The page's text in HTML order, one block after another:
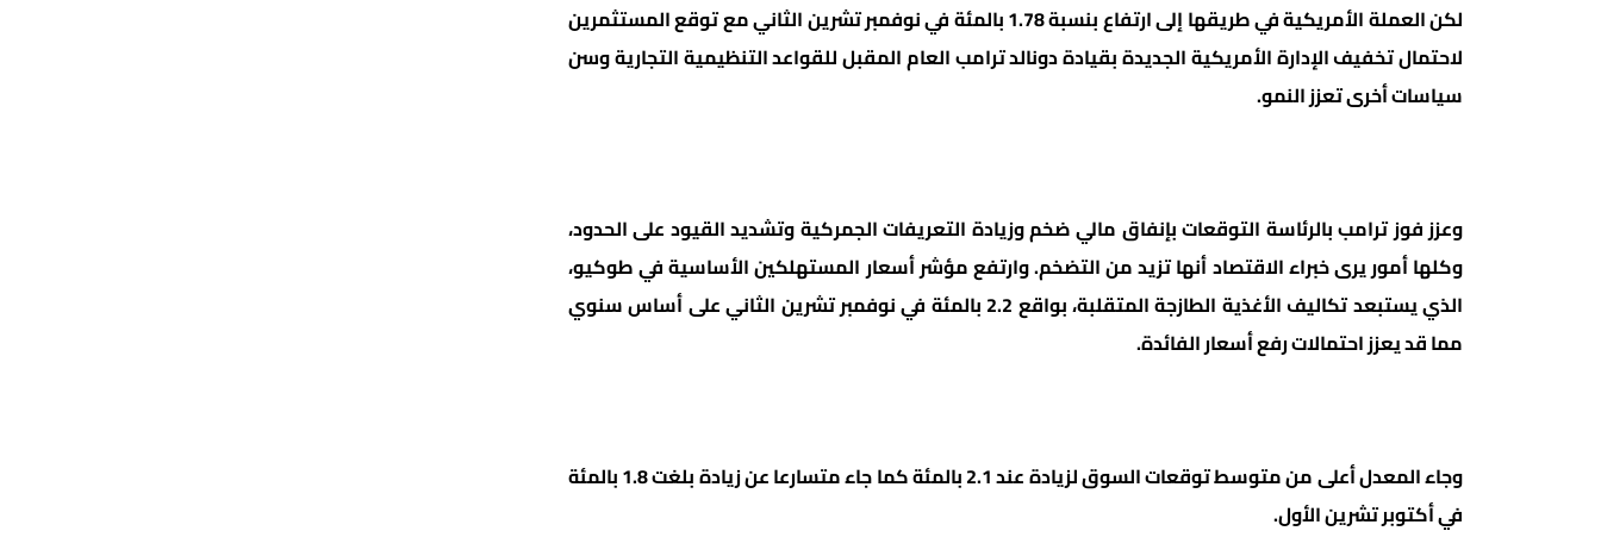
لكن العملة الأمريكية في طريقها إلى ارتفاع بنسبة 1.78 بالمئة في نوفمبر تشرين الثاني مع توقع المستثمرين
لاحتمال تخفيف الإدارة الأمريكية الجديدة بقيادة دونالد ترامب العام المقبل للقواعد التنظيمية التجارية وسن
سياسات أخرى تعزز النمو.
وعزز فوز ترامب بالرئاسة التوقعات بإنفاق مالي ضخم وزيادة التعريفات الجمركية وتشديد القيود على الحدود،
وكلها أمور يرى خبراء الاقتصاد أنها تزيد من التضخم. وارتفع مؤشر أسعار المستهلكين الأساسية في طوكيو،
الذي يستبعد تكاليف الأغذية الطازجة المتقلبة، بواقع 2.2 بالمئة في نوفمبر تشرين الثاني على أساس سنوي
مما قد يعزز احتمالات رفع أسعار الفائدة.
وجاء المعدل أعلى من متوسط توقعات السوق لزيادة عند 2.1 بالمئة كما جاء متسارعا عن زيادة بلغت 1.8 بالمئة
في أكتوبر تشرين الأول.